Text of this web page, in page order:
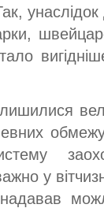
унаслідок
у